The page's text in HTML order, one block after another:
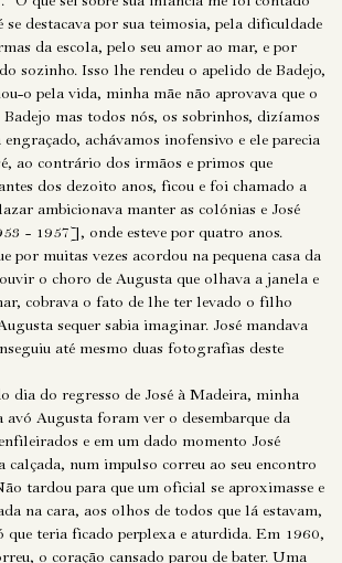
se destacava por sua teimosia, pela dificuldade
da escola, pelo seu amor ao mar, e por
sozinho. Isso lhe rendeu o apelido de Badejo,
o pela vida, minha mãe não aprovava que o
Badejo mas todos nós, os sobrinhos, dizíamos
achávamos inofensivo e ele parecia
ao contrário dos irmãos e primos que
dos dezoito anos, ficou e foi chamado a
ambicionava manter as colónias e José
- 1957], onde esteve por quatro anos.
por muitas vezes acordou na pequena casa da
o choro de Augusta que olhava a janela e
cobrava o fato de lhe ter levado o filho
sequer sabia imaginar. José mandava
até mesmo duas fotografias deste
dia do regresso de José à Madeira, minha
avó Augusta foram ver o desembarque da
e em um dado momento José
calçada, num impulso correu ao seu encontro
tardou para que um oficial se aproximasse e
na cara, aos olhos de todos que lá estavam,
que teria ficado perplexa e aturdida. Em 1960,
o coração cansado parou de bater. Uma